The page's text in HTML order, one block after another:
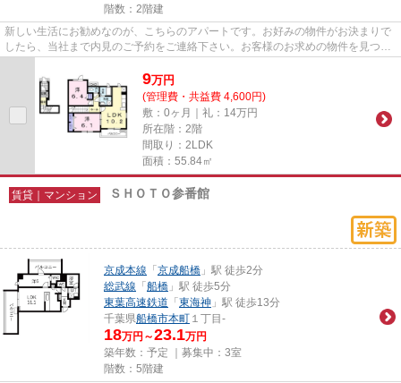
階数：2階建
新しい生活にお勧めなのが、こちらのアパートです。お好みの物件がお決まりで
したら、当社まで内見のご予約をご連絡下さい。お客様のお求めの物件を見つけ
9万円
(管理費・共益費 4,600円)
敷：0ヶ月｜礼：14万円
所在階：2階
間取り：2LDK
面積：55.84㎡
賃貸｜マンション ＳＨＯＴＯ参番館
京成本線 「 京成船橋 」駅 徒歩2分
総武線 「 船橋 」駅 徒歩5分
東葉高速鉄道 「 東海神 」駅 徒歩13分
千葉県船橋市本町 １丁目-
18万円～23.1万円
築年数：予定 ｜募集中： 3室
階数：5階建